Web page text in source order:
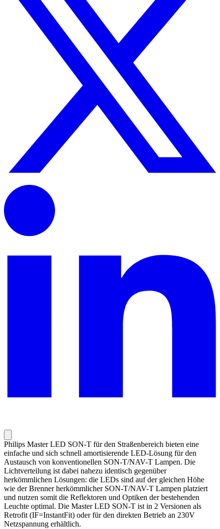
Philips Master LED SON-T für den Straßenbereich bieten eine
einfache und sich schnell amortisierende LED-Lösung für den
Austausch von konventionellen SON-T/NAV-T Lampen. Die
Lichtverteilung ist dabei nahezu identisch gegenüber
herkömmlichen Lösungen: die LEDs sind auf der gleichen Höhe
wie der Brenner herkömmlicher SON-T/NAV-T Lampen platziert
und nutzen somit die Reflektoren und Optiken der bestehenden
Leuchte optimal. Die Master LED SON-T ist in 2 Versionen als
Retrofit (IF=InstantFit) oder für den direkten Betrieb an 230V
Netzspannung erhältlich.